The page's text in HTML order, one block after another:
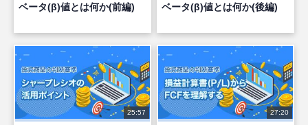
ベータ(β)値とは何か(前編) ベータ(β)値とは何か(後編)
25:57 27:20